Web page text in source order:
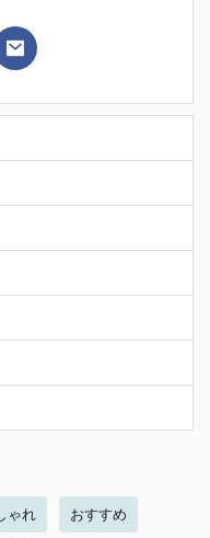
ゃれ おすすめ